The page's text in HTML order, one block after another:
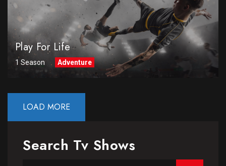
Play For Life
1 Season Adventure
LOAD MORE
Search Tv Shows